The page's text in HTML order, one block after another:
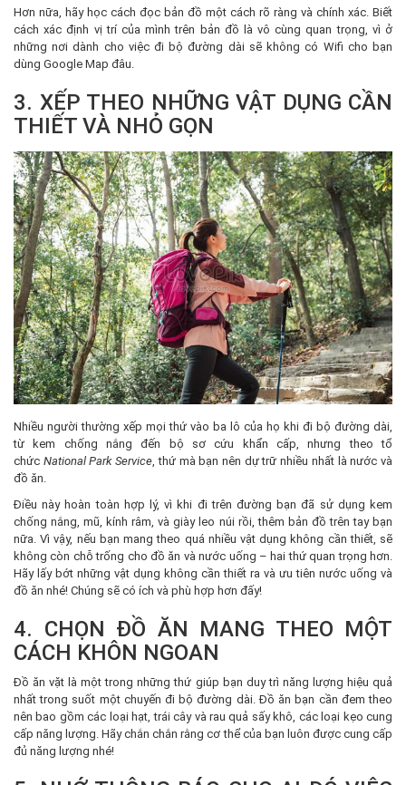
Hơn nữa, hãy học cách đọc bản đồ một cách rõ ràng và chính xác. Biết
cách xác định vị trí của mình trên bản đồ là vô cùng quan trọng, vì ở
những nơi dành cho việc đi bộ đường dài sẽ không có Wifi cho bạn
dùng Google Map đâu.
3. XẾP THEO NHỮNG VẬT DỤNG CẦN
THIẾT VÀ NHỎ GỌN
Nhiều người thường xếp mọi thứ vào ba lô của họ khi đi bộ đường dài,
từ kem chống nắng đến bộ sơ cứu khẩn cấp, nhưng theo tổ
chức National Park Service, thứ mà bạn nên dự trữ nhiều nhất là nước và
đồ ăn.
Điều này hoàn toàn hợp lý, vì khi đi trên đường bạn đã sử dụng kem
chống nắng, mũ, kính râm, và giày leo núi rồi, thêm bản đồ trên tay bạn
nữa. Vì vậy, nếu bạn mang theo quá nhiều vật dụng không cần thiết, sẽ
không còn chỗ trống cho đồ ăn và nước uống – hai thứ quan trọng hơn.
Hãy lấy bớt những vật dụng không cần thiết ra và ưu tiên nước uống và
đồ ăn nhé! Chúng sẽ có ích và phù hợp hơn đấy!
4. CHỌN ĐỒ ĂN MANG THEO MỘT
CÁCH KHÔN NGOAN
Đồ ăn vặt là một trong những thứ giúp bạn duy trì năng lượng hiệu quả
nhất trong suốt một chuyến đi bộ đường dài. Đồ ăn bạn cần đem theo
nên bao gồm các loại hạt, trái cây và rau quả sấy khô, các loại kẹo cung
cấp năng lượng. Hãy chắn chắn rằng cơ thể của bạn luôn được cung cấp
đủ năng lượng nhé!